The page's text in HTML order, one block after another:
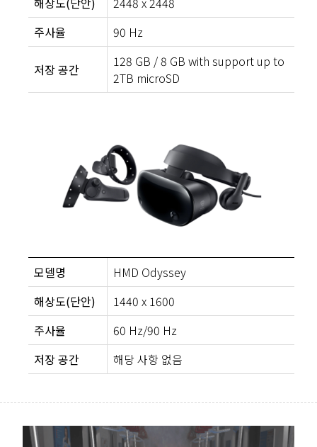
주사율
90 Hz
저장 공간
128 GB / 8 GB with support up to
2TB microSD
모델명
HMD Odyssey
해상도(단안)
1440 x 1600
주사율
60 Hz/90 Hz
저장 공간
해당 사항 없음